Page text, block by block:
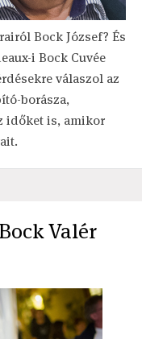
Bock József? És
i Bock Cuvée
válaszol az
borásza,
időket is, amikor
Valér